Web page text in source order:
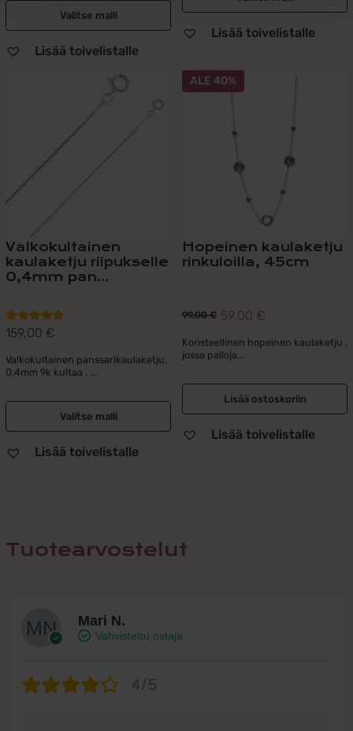
Valitse malli
Lisää toivelistalle
Lisää toivelistalle
Valkokultainen
kaulaketju riipukselle
0,4mm pan...
Arvostelu
5.00/ 5
159,00 €
Valkokultainen panssarikaulaketju,
0,4mm 9k kultaa . ...
Valitse malli
valinnat
tuotteen
Lisää toivelistalle
ALE 40%
Hopeinen kaulaketju
rinkuloilla, 45cm
99,00€
Alkuperäinen
hinta
oli:
99,00 €.
59,00 €
Nykyinen
hinta
on:
59,00 €.
Koristeellinen hopeinen kaulaketju ,
jossa palloja...
Lisää ostoskoriin
Lisää toivelistalle
Tuotearvostelut
Mari N.
Vahvistettu ostaja
4/5